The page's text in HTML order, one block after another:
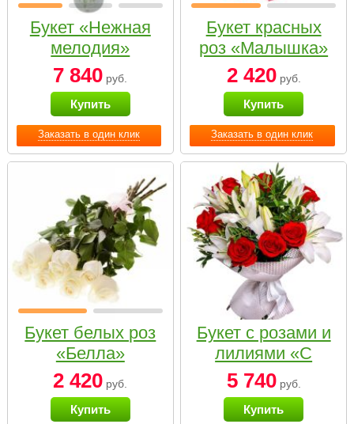
Заказать в один клик
Букет «Нежная
мелодия»
7 840 руб.
Купить
Заказать в один клик
Букет красных
роз «Малышка»
2 420руб.
Купить
Букет белых роз
«Белла»
2 420 руб.
Купить
Букет с розами и
лилиями «С
наилучшими
пожеланиями»
5 740руб.
Купить